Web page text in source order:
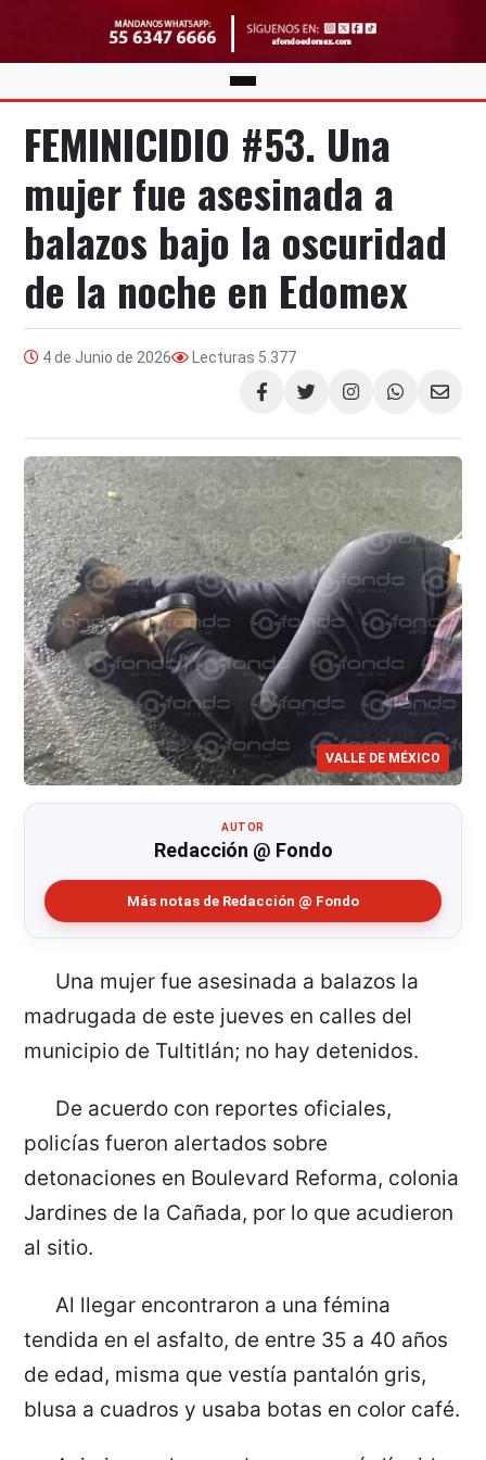
FEMINICIDIO #53. Una
mujer fue asesinada a
balazos bajo la oscuridad
de la noche en Edomex
4 de Junio de 2026 Lecturas 5.377
Compartir
VALLE DE MÉXICO
AUTOR
Redacción @ Fondo
Más notas de Redacción @ Fondo
Una mujer fue asesinada a balazos la
madrugada de este jueves en calles del
municipio de Tultitlán; no hay detenidos.
De acuerdo con reportes oficiales,
policías fueron alertados sobre
detonaciones en Boulevard Reforma, colonia
Jardines de la Cañada, por lo que acudieron
al sitio.
Al llegar encontraron a una fémina
tendida en el asfalto, de entre 35 a 40 años
de edad, misma que vestía pantalón gris,
blusa a cuadros y usaba botas en color café.